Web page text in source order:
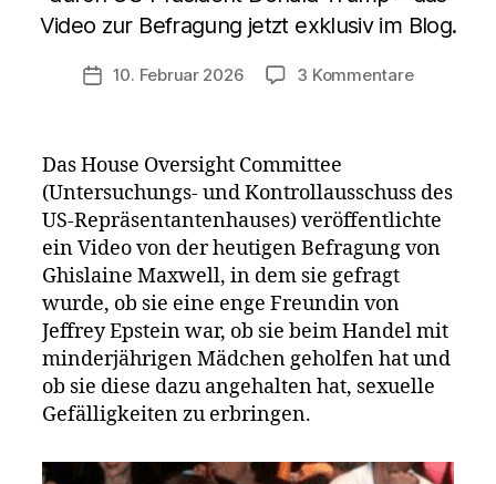
Video zur Befragung jetzt exklusiv im Blog.
Veröffentlichungsdatum
10. Februar 2026 3 Kommentarezu
–
Entlastung
für
Bill
Clinton?
Das House Oversight Committee
(Untersuchungs- und Kontrollausschuss des
US-Repräsentantenhauses) veröffentlichte
ein Video von der heutigen Befragung von
Ghislaine Maxwell, in dem sie gefragt
wurde, ob sie eine enge Freundin von
Jeffrey Epstein war, ob sie beim Handel mit
minderjährigen Mädchen geholfen hat und
ob sie diese dazu angehalten hat, sexuelle
Gefälligkeiten zu erbringen.